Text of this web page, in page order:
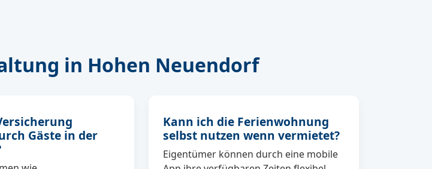
in Hohen Neuendorf
Gäste in der
Kann ich die Ferienwohnung
selbst nutzen wenn vermietet?
Eigentümer können durch eine mobile